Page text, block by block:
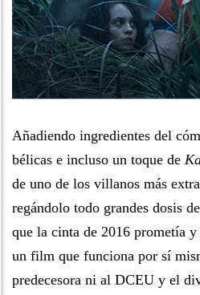
Añadiendo ingredientes del
bélicas e incluso un toque de
de uno de los villanos más
regándolo todo grandes dosis
que la cinta de 2016 prometía
un film que funciona por sí
predecesora ni al DCEU y el